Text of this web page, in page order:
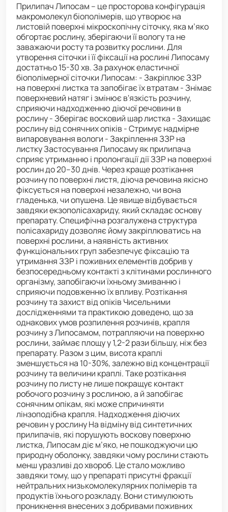
Прилипач Липосам – це просторова конфігурація
макромолекул біополімерів, що утворює на
листовій поверхні мікроскопічну сіточку, яка м’яко
обгортає рослину, зберігаючи її вологу та не
заважаючи росту та розвитку рослини. Для
утворення сіточки і її фіксації на рослині Липосаму
достатньо 15-30 хв. За рахунок еластичної
біополімерної сіточки Липосам: - Закріплює ЗЗР
на поверхні листка та запобігає їх втратам - Знімає
поверхневий натяг і змінює в'язкість розчину,
сприяючи надходженню діючої речовини в
рослину - Зберігає восковий шар листка - Захищає
рослину від сонячних опіків - Стримує надмірне
випаровування вологи - Закріплення ЗЗР на
листку Застосування Липосаму як прилипача
сприяє утриманню і пролонгації дії ЗЗР на поверхні
рослин до 20–30 днів. Через краще розтікання
розчину по поверхні листя, діюча речовина якісно
фіксується на поверхні незалежно, чи вона
гладенька, чи опушена. Це явище відбувається
завдяки екзополісахариду, який складає основу
препарату. Специфічна розгалужена структура
полісахариду дозволяє йому закріплюватись на
поверхні рослини, а наявність активних
функціональних груп забезпечує фіксацію та
утримання ЗЗР і поживних елементів добрив у
безпосередньому контакті з клітинами рослинного
організму, запобігаючи їхньому змиванню і
сприяючи подовженню їх впливу. Розтікання
розчину та захист від опіків Чисельними
дослідженнями та практикою доведено, що за
однакових умов розпилення розчинів, крапля
розчину з Липосамом, потрапляючи на поверхню
рослини, займає площу у 1,2-2 рази більшу, ніж без
препарату. Разом з цим, висота краплі
зменшується на 10-30%, залежно від концентрації
розчину та величини краплі. Таке розтікання
розчину по листу не лише покращує контакт
робочого розчину з рослиною, а й запобігає
сонячним опікам, які може спричиняти
лінзоподібна крапля. Надходження діючих
речовин у рослину На відміну від синтетичних
прилипачів, які порушують воскову поверхню
листка, Липосам діє м’яко, не пошкоджуючи цю
природну оболонку, завдяки чому рослини стають
менш уразливі до хвороб. Це стало можливо
завдяки тому, що у препараті присутні фракції
нейтральних низькомолекулярних полімерів та
продуктів їхнього розкладу. Вони стимулюють
проникнення внесених з добривами поживних